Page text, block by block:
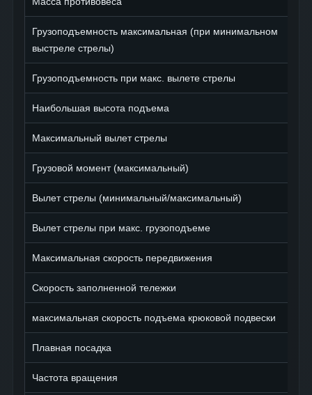
Грузоподъемность максимальная (при минимальном
выстреле стрелы)
Грузоподъемность при макс. вылете стрелы
Наибольшая высота подъема
Максимальный вылет стрелы
Грузовой момент (максимальный)
Вылет стрелы (минимальный/максимальный)
Вылет стрелы при макс. грузоподъеме
Максимальная скорость передвижения
Скорость заполненной тележки
максимальная скорость подъема крюковой подвески
Плавная посадка
Частота вращения